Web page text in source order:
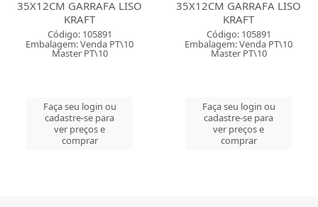
35X12CM GARRAFA LISO
KRAFT
Código: 105891
Embalagem: Venda PT\10
Master PT\10
Faça seu login ou
cadastre-se para
ver preços e
comprar
35X12CM GARRAFA LISO
KRAFT
Código: 105891
Embalagem: Venda PT\10
Master PT\10
Faça seu login ou
cadastre-se para
ver preços e
comprar